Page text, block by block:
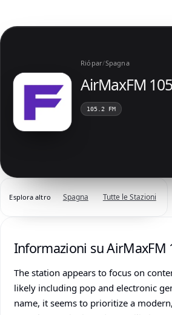
Riópar/Spagna
AirMaxFM
105.2 FM
Esplora altro Spagna Tutte le Stazioni
Informazioni su AirMaxFM
The station appears to focus on
likely including pop and electronic
name, it seems to prioritize a